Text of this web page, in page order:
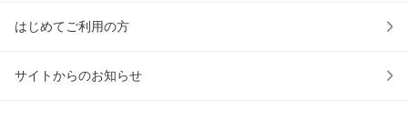
はじめてご利用の方
サイトからのお知らせ